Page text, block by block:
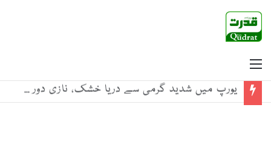
یورپ میں شدید گرمی سے دریا خشک، نازی دور کے ڈوبے جنگی جہاز ظاہر